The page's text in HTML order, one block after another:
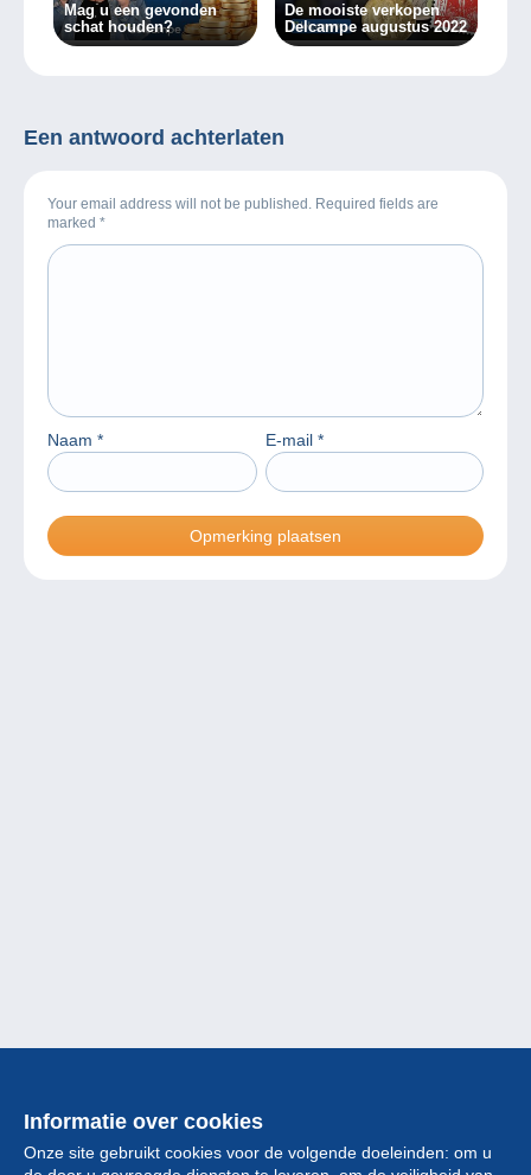
Mag u een gevonden
schat houden?
De mooiste verkopen
Delcampe augustus 2022
Een antwoord achterlaten
Your email address will not be published. Required fields are
marked *
Naam * E-mail *
Informatie over cookies
Onze site gebruikt cookies voor de volgende doeleinden: om u